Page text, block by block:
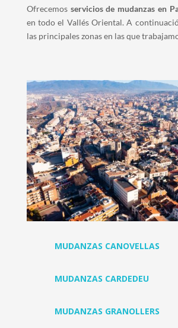
Ofrecemos servicios de mudanzas en
en todo el Vallés Oriental. A
las principales zonas en las que
MUDANZAS CANOVELLAS
MUDANZAS CARDEDEU
MUDANZAS GRANOLLERS